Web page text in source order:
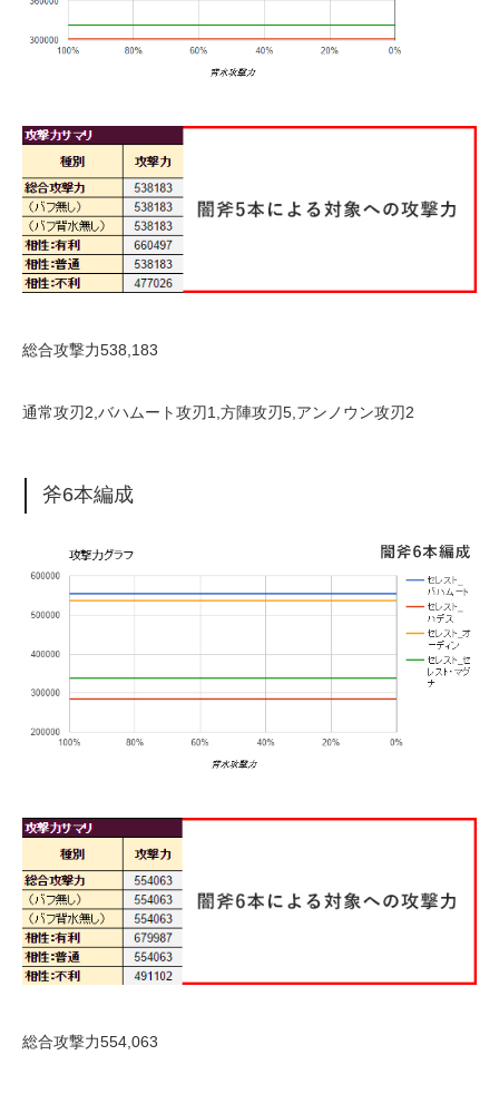
総合攻撃力538,183
通常攻刃2,バハムート攻刃1,方陣攻刃5,アンノウン攻刃2
斧6本編成
総合攻撃力554,063